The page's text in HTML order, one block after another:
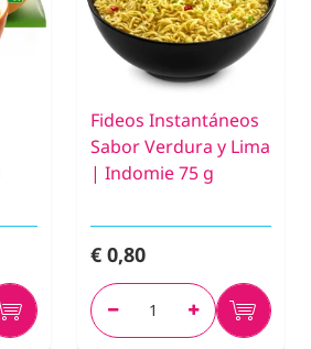
Fideos Instantáneos
Sabor Verdura y Lima
| Indomie 75 g
€ 0,80